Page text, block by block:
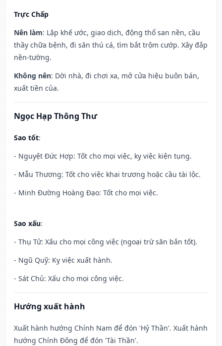
Trực Chấp
Nên làm: Lập khế ước, giao dịch, động thổ san nền, cầu
thầy chữa bệnh, đi săn thú cá, tìm bắt trộm cướp. Xây đắp
nền-tường.
Không nên: Dời nhà, đi chơi xa, mở cửa hiệu buôn bán,
xuất tiền của.
Ngọc Hạp Thông Thư
Sao tốt:
- Nguyệt Đức Hợp: Tốt cho mọi việc, kỵ việc kiện tụng.
- Mẫu Thương: Tốt cho việc khai trương hoặc cầu tài lộc.
- Minh Đường Hoàng Đạo: Tốt cho mọi việc.
Sao xấu:
- Thụ Tử: Xấu cho mọi công việc (ngoại trừ săn bắn tốt).
- Ngũ Quỹ: Kỵ việc xuất hành.
- Sát Chủ: Xấu cho mọi công việc.
Hướng xuất hành
Xuất hành hướng Chính Nam để đón 'Hỷ Thần'. Xuất hành
hướng Chính Đông để đón 'Tài Thần'.